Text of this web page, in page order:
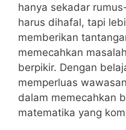
hanya sekadar
harus dihafal, ‍tapi
memberikan
memecahkan
berpikir. Dengan
memperluas
dalam memecahkan
matematika yang